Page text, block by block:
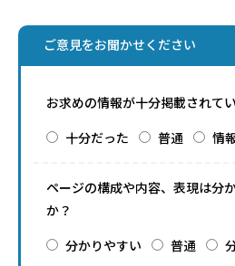
ご意見をお聞かせください
お求めの情報が十分掲載されて
十分だった
普通 情
ページの構成や内容、表現は分
か？
分かりやすい
普通